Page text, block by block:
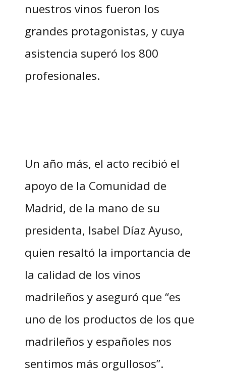
nuestros vinos fueron los
grandes protagonistas, y cuya
asistencia superó los 800
profesionales.
Un año más, el acto recibió el
apoyo de la Comunidad de
Madrid, de la mano de su
presidenta, Isabel Díaz Ayuso,
quien resaltó la importancia de
la calidad de los vinos
madrileños y aseguró que “es
uno de los productos de los que
madrileños y españoles nos
sentimos más orgullosos”.